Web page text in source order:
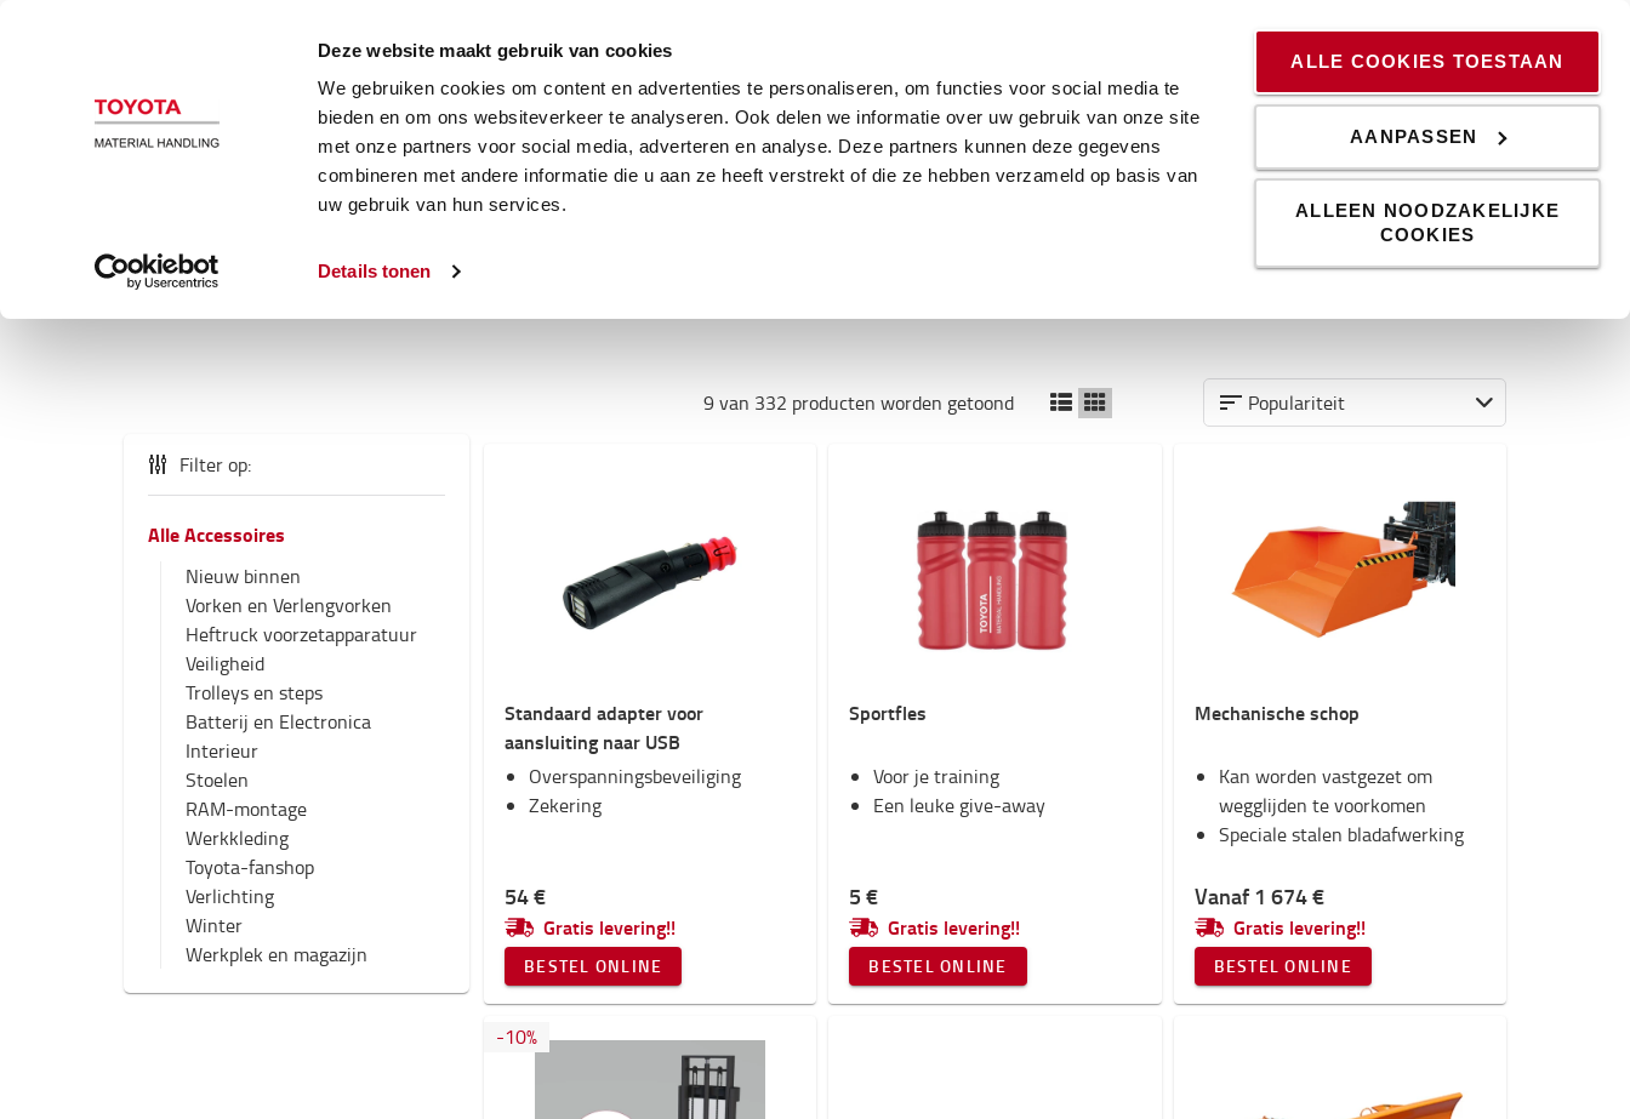
Deze website maakt gebruik van cookies
We gebruiken cookies om content en advertenties te personaliseren, om functies voor social media te
bieden en om ons websiteverkeer te analyseren. Ook delen we informatie over uw gebruik van onze site
met onze partners voor social media, adverteren en analyse. Deze partners kunnen deze gegevens
combineren met andere informatie die u aan ze heeft verstrekt of die ze hebben verzameld op basis van
uw gebruik van hun services.
Details tonen
ALLE COOKIES TOESTAAN
AANPASSEN
ALLEEN NOODZAKELIJKE
COOKIES
Magazijn en heftrucks Automatisering Tweedehands trucks
Accessoires
Filter op:
Alle Accessoires
Nieuw binnen
Vorken en Verlengvorken
Heftruck voorzetapparatuur
Veiligheid
Trolleys en steps
Batterij en Electronica
Interieur
Stoelen
RAM-montage
Werkkleding
Toyota-fanshop
Verlichting
Winter
Werkplek en magazijn
9 van 332 producten worden getoond Populariteit
Standaard adapter voor
aansluiting naar USB
Overspanningsbeveiliging
Zekering
54 €
Gratis levering!!
BESTEL ONLINE
Sportfles
Voor je training
Een leuke give-away
5 €
Gratis levering!!
BESTEL ONLINE
Mechanische schop
Kan worden vastgezet om
wegglijden te voorkomen
Speciale stalen bladafwerking
Vanaf 1 674 €
Gratis levering!!
BESTEL ONLINE
-10%